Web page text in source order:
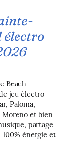
électro
Beach
jeu électro
Paloma,
Moreno et bien
partage
énergie et